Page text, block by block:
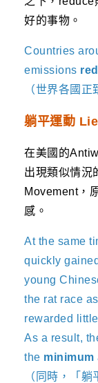
好的事物。
Countries
emissions
（世界各國正
躺平運動
在美國的
出現類似情況
Movement，
感。
At the same
quickly
young
the rat race
rewarded
As a result,
the minimum
（同時，「